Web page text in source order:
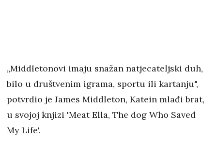
„Middletonovi imaju snažan natjecateljski duh,
bilo u društvenim igrama, sportu ili kartanju",
potvrdio je James Middleton, Katein mlađi brat,
u svojoj knjizi 'Meat Ella, The dog Who Saved
My Life'.